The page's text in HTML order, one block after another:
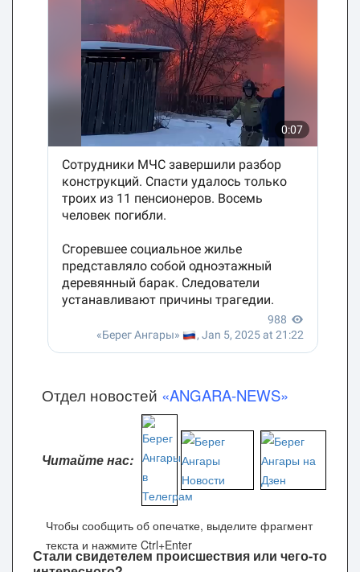
Отдел новостей «ANGARA-NEWS»
Читайте нас:
Стали свидетелем происшествия или чего-то
Чтобы сообщить об опечатке, выделите фрагмент
текста и нажмите Ctrl+Enter